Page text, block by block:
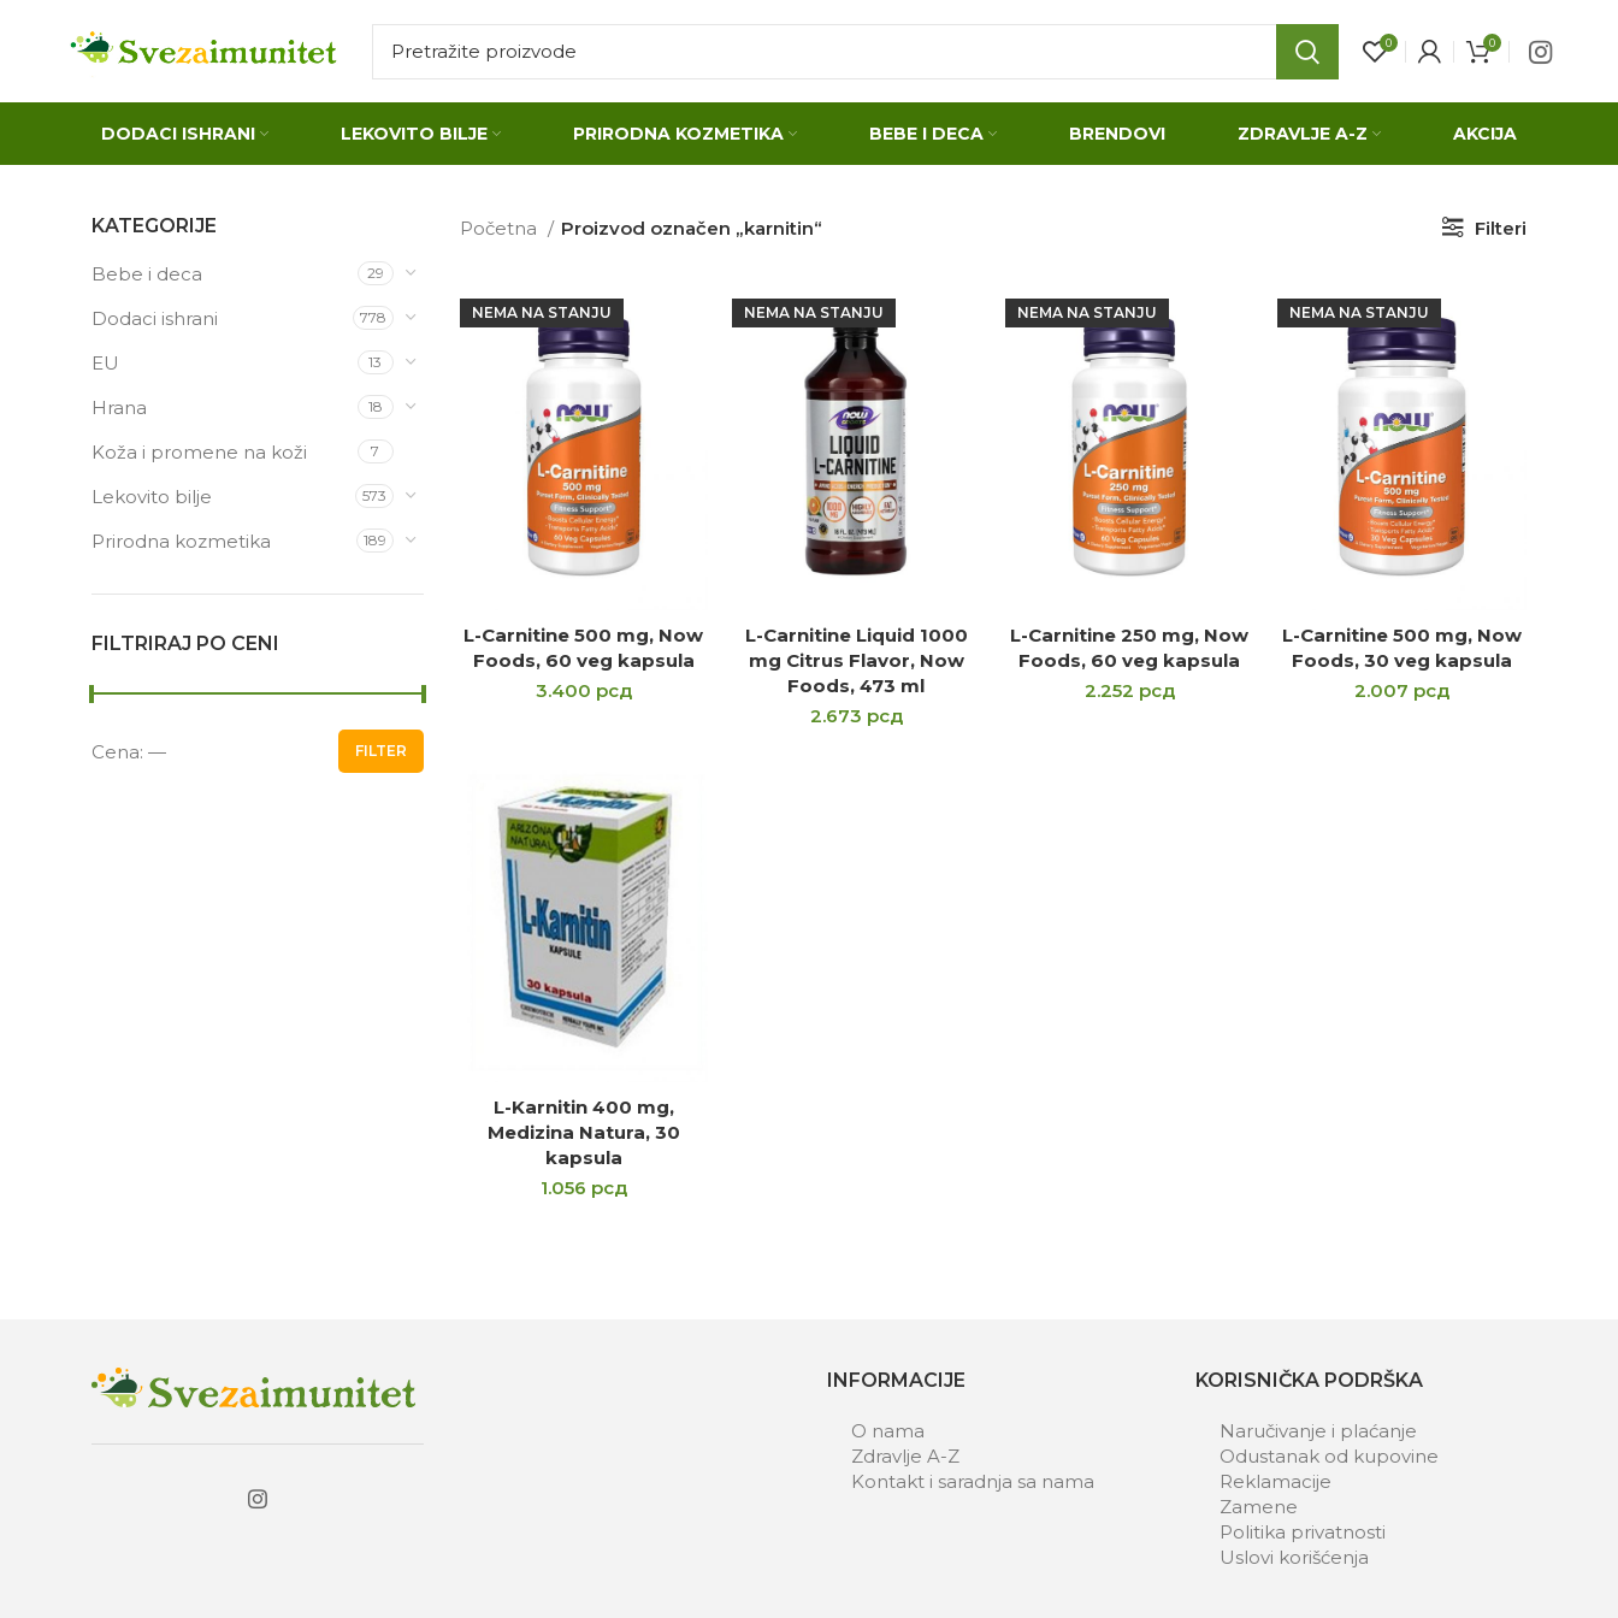
0 0
DODACI ISHRANI LEKOVITO BILJE PRIRODNA KOZMETIKA BEBE I DECA BRENDOVI ZDRAVLJE A-Z AKCIJA
KATEGORIJE
Bebe i deca 29
Dodaci ishrani 778
EU 13
Hrana 18
Koža i promene na koži 7
Lekovito bilje 573
Prirodna kozmetika 189
FILTRIRAJ PO CENI
FILTER
Cena: —
Početna Proizvod označen „karnitin“ Filteri
NEMA NA STANJU
PROČITAJTE JOŠ
L-Carnitine 500 mg, Now
Foods, 60 veg kapsula
3.400 рсд
NEMA NA STANJU
PROČITAJTE JOŠ
L-Carnitine Liquid 1000
mg Citrus Flavor, Now
Foods, 473 ml
2.673 рсд
NEMA NA STANJU
PROČITAJTE JOŠ
L-Carnitine 250 mg, Now
Foods, 60 veg kapsula
2.252 рсд
NEMA NA STANJU
PROČITAJTE JOŠ
L-Carnitine 500 mg, Now
Foods, 30 veg kapsula
2.007 рсд
DODAJ U KORPU
L-Karnitin 400 mg,
Medizina Natura, 30
kapsula
1.056 рсд
INFORMACIJE
O nama
Zdravlje A-Z
Kontakt i saradnja sa nama
KORISNIČKA PODRŠKA
Naručivanje i plaćanje
Odustanak od kupovine
Reklamacije
Zamene
Politika privatnosti
Uslovi korišćenja